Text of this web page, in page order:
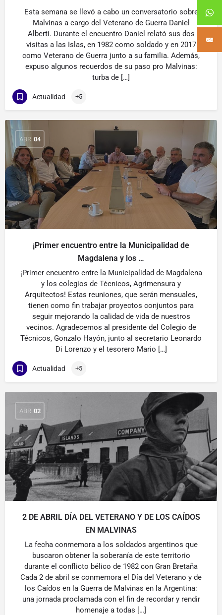
Esta semana se llevó a cabo un conversatorio sobre
Malvinas a cargo del Veterano de Guerra Daniel
Alberti. Durante el encuentro Daniel relató sus dos
visitas a las Islas, en 1982 como soldado y en 2017
como Veterano de Guerra junto a su familia. Además,
expuso algunos recuerdos de su paso pro Malvinas:
turba de […]
Actualidad +5
ABR 04
¡Primer encuentro entre la Municipalidad de
Magdalena y los …
¡Primer encuentro entre la Municipalidad de Magdalena
y los colegios de Técnicos, Agrimensura y
Arquitectos! Estas reuniones, que serán mensuales,
tienen como fin trabajar proyectos conjuntos para
seguir mejorando la calidad de vida de nuestros
vecinos. Agradecemos al presidente del Colegio de
Técnicos, Gonzalo Hayón, junto al secretario Leonardo
Di Lorenzo y el tesorero Mario […]
Actualidad +5
ABR 02
2 DE ABRIL DÍA DEL VETERANO Y DE LOS CAÍDOS
EN MALVINAS
La fecha conmemora a los soldados argentinos que
buscaron obtener la soberanía de este territorio
durante el conflicto bélico de 1982 con Gran Bretaña
Cada 2 de abril se conmemora el Día del Veterano y de
los Caídos en la Guerra de Malvinas en la Argentina:
una jornada proclamada con el fin de recordar y rendir
homenaje a todas […]